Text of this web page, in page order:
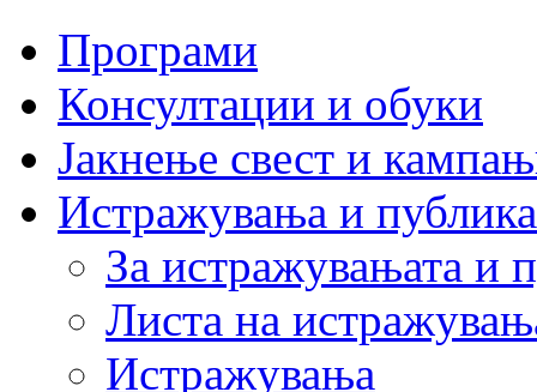
Програми
Консултации и обуки
Јакнење свест и
Истражувања и
За истражувањата и
Листа на
Истражувања